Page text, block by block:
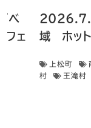
ベ
ェ
域 ホッ
上松町
村
王滝村